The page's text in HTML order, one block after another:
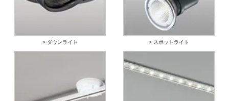
> ダウンライト > スポットライト